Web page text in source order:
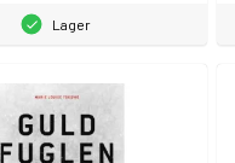
Lager